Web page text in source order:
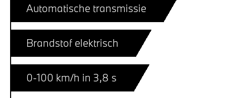
Automatische transmissie
Brandstof elektrisch
0-100 km/h in 3,8 s